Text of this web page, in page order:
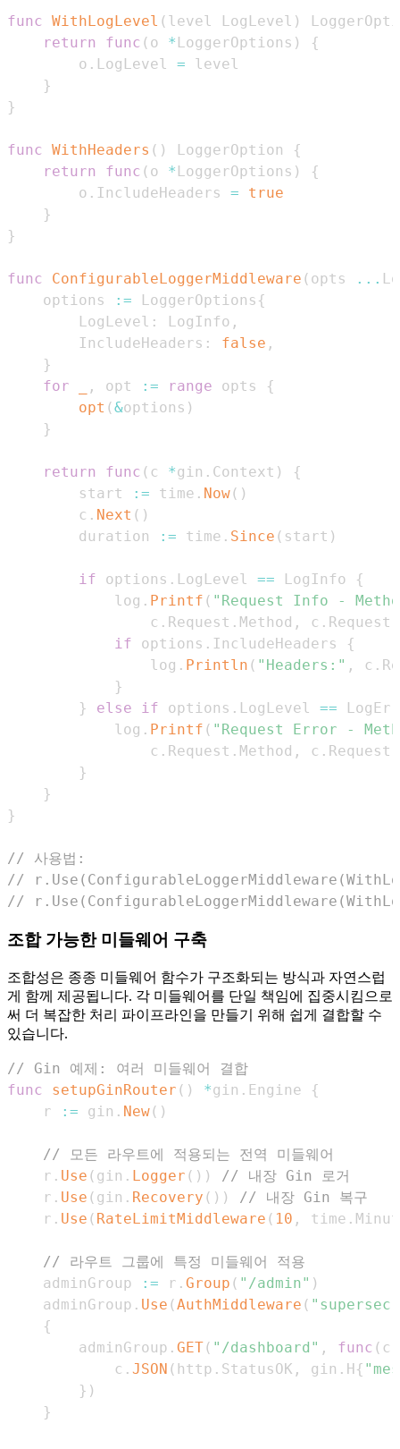
func WithLogLevel ( level LogLevel )
return
func ( o * LoggerOptions )
{
        o
. LogLevel =
}
}
func WithHeaders ( ) LoggerOption
{
return
func ( o * LoggerOptions )
{
        o
. IncludeHeaders =
true
}
}
func ConfigurableLoggerMiddleware ( opts ...
    options
:= LoggerOptions {
        LogLevel
: LogInfo ,
        IncludeHeaders
: false ,
}
for
, opt := range opts
{
opt (&options )
}
return func ( c *gin . Context )
{
        start
:= time . Now( )
        c
. Next ( )
        duration
:= time . Since ( start )
if options . LogLevel == LogInfo
{
            log
. Printf ( "Request Info -
                c
. Request . Method , c . Request
if options . IncludeHeaders
{
                log
. Println ( "Headers:" , c .
}
}
else if options . LogLevel ==
            log
. Printf ( "Request Error -
                c
. Request . Method , c . Request
}
}
}
// 사용법:
//
//
조합 가능한 미들웨어 구축
조합성은 종종 미들웨어 함수가 구조화되는 방식과 자연스럽
게 함께 제공됩니다. 각 미들웨어를 단일 책임에 집중시킴으로
써 더 복잡한 처리 파이프라인을 만들기 위해 쉽게 결합할 수
있습니다.
// Gin 예제: 여러 미들웨어 결합
func
setupGinRouter ( ) *gin . Engine
{
    r
:= gin . New( )
// 모든 라우트에 적용되는 전역 미들웨어
    r
. Use ( gin . Logger ( ) )
// 내장 Gin 로거
    r
. Use ( gin . Recovery ( ) )
// 내장 Gin 복구
    r
. Use ( RateLimitMiddleware ( 10 , time .
// 라우트 그룹에 특정 미들웨어 적용
    adminGroup
:= r . Group ( "/admin" )
    adminGroup
. Use (AuthMiddleware (
{
        adminGroup
. GET( "/dashboard" , func ( c
            c
. JSON ( http . StatusOK , gin . H{
} )
}